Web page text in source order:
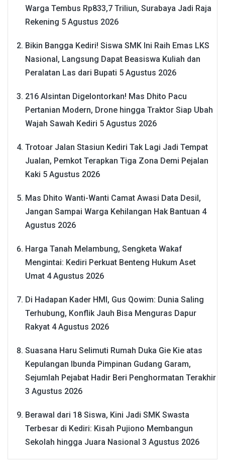
Warga Tembus Rp833,7 Triliun, Surabaya Jadi Raja
Rekening 5 Agustus 2026
Bikin Bangga Kediri! Siswa SMK Ini Raih Emas LKS
Nasional, Langsung Dapat Beasiswa Kuliah dan
Peralatan Las dari Bupati 5 Agustus 2026
216 Alsintan Digelontorkan! Mas Dhito Pacu
Pertanian Modern, Drone hingga Traktor Siap Ubah
Wajah Sawah Kediri 5 Agustus 2026
Trotoar Jalan Stasiun Kediri Tak Lagi Jadi Tempat
Jualan, Pemkot Terapkan Tiga Zona Demi Pejalan
Kaki 5 Agustus 2026
Mas Dhito Wanti-Wanti Camat Awasi Data Desil,
Jangan Sampai Warga Kehilangan Hak Bantuan 4
Agustus 2026
Harga Tanah Melambung, Sengketa Wakaf
Mengintai: Kediri Perkuat Benteng Hukum Aset
Umat 4 Agustus 2026
Di Hadapan Kader HMI, Gus Qowim: Dunia Saling
Terhubung, Konflik Jauh Bisa Menguras Dapur
Rakyat 4 Agustus 2026
Suasana Haru Selimuti Rumah Duka Gie Kie atas
Kepulangan Ibunda Pimpinan Gudang Garam,
Sejumlah Pejabat Hadir Beri Penghormatan Terakhir
3 Agustus 2026
Berawal dari 18 Siswa, Kini Jadi SMK Swasta
Terbesar di Kediri: Kisah Pujiono Membangun
Sekolah hingga Juara Nasional 3 Agustus 2026